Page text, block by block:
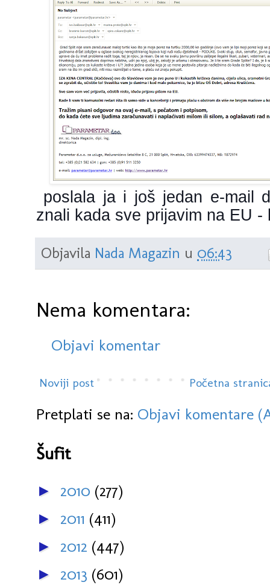
poslala ja i još jedan e-mail
znali kada sve prijavim na EU -
Objavila Nada Magazin u 06:43
Nema komentara:
Objavi komentar
Noviji post Početna
Pretplati se na: Objavi komentare
Šufit
► 2010 (277)
► 2011 (411)
► 2012 (447)
► 2013 (601)